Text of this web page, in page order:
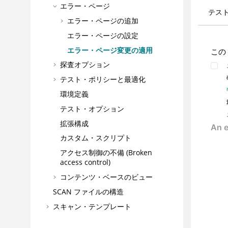
エラー・ページ
エラー・ページの追加
エラー・ページの設定
エラー・ページ変更の適用
探査オプション
テスト・ポリシーと最適化
環境定義
テスト・オプション
拡張構成
カスタム・スクリプト
アクセス制御の不備 (Broken
access control)
コンテンツ・ベースのビュー
SCAN ファイルの構造
スキャン・テンプレート
テス
こ